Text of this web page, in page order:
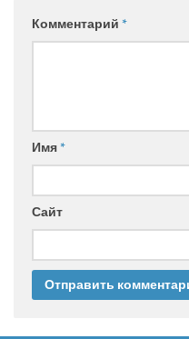
Комментарий *
Имя*
Сайт